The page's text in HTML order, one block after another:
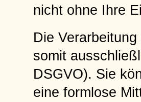
nicht ohne Ihre
Die
somit
DSGVO). Sie
eine formlose